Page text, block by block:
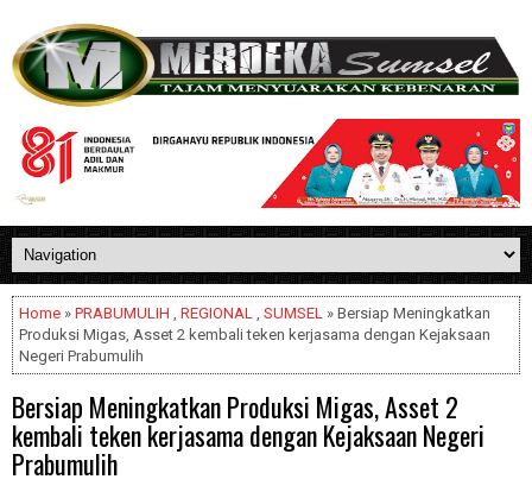
Home » PRABUMULIH , REGIONAL , SUMSEL » Bersiap Meningkatkan
Produksi Migas, Asset 2 kembali teken kerjasama dengan Kejaksaan
Negeri Prabumulih
Bersiap Meningkatkan Produksi Migas, Asset 2
kembali teken kerjasama dengan Kejaksaan Negeri
Prabumulih